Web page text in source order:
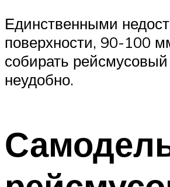
Единственными
поверхности, 90-100
собирать
неудобно.